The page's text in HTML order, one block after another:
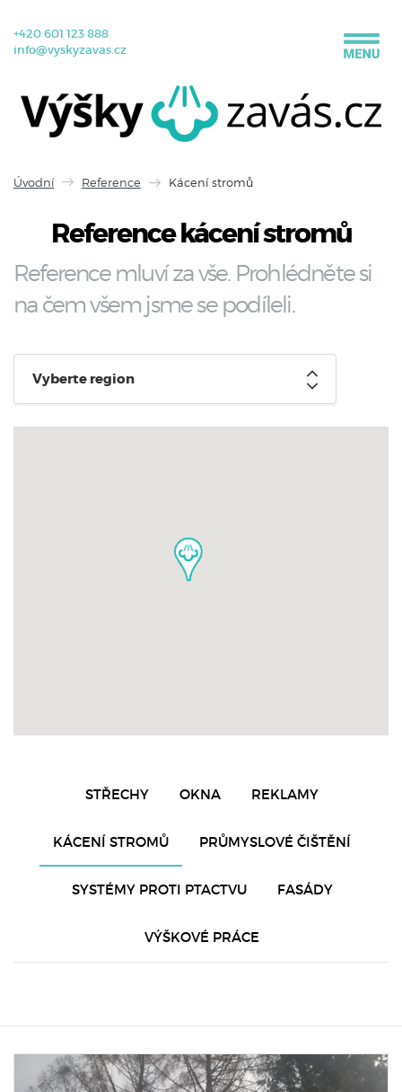
+420 601 123 888
info@vyskyzavas.cz
Úvodní Reference Kácení stromů
Reference kácení stromů
Reference mluví za vše. Prohlédněte si
na čem všem jsme se podíleli.
Vyberte region
STŘECHY OKNA REKLAMY
KÁCENÍ STROMŮ PRŮMYSLOVÉ ČIŠTĚNÍ
SYSTÉMY PROTI PTACTVU FASÁDY
VÝŠKOVÉ PRÁCE